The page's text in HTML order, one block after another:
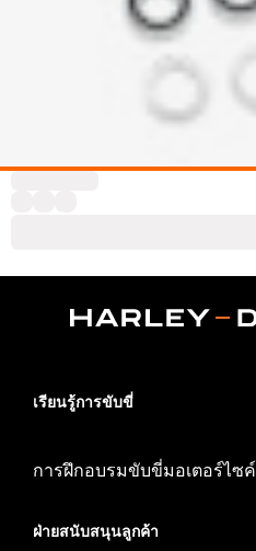
เรียนรู้การขับขี่
การฝึกอบรมขับขี่มอเตอร์ไซค์
ฝ่ายสนับสนุนลูกค้า